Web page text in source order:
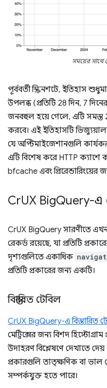
সময়ের সাথে
পূর্ববর্তী স্ক্রিনশটে, ইতিহাস
উপলব্ধ (প্রতিটি 28 দিন, 7
জনবহুল হয়ে গেলে, এটি সমস্ত
করবে। এই ইতিহাসটি
যে অপ্টিমাইজেশানগুলি কার্যকর
এটি বিশেষ করে HTTP ক্যাশে
bfcache এবং
CrUX BigQuery-এ
CrUX BigQuery সারণীতে
রেকর্ড রয়েছে, যা প্রতিটি
দৃশ্যগুলিতে একাধিক
প্রতিটি প্রকারের জন্য একটি।
বিস্তারিত টেবিল
CrUX BigQuery-এ বিস্তারিত
মেট্রিক্সের জন্য বিশদ
উদাহরণ বিশ্লেষণে দেখাতে দেয়
প্রকারগুলি তাত্ক্ষণিক বা ভাল
সম্পর্কযুক্ত হতে পারে।